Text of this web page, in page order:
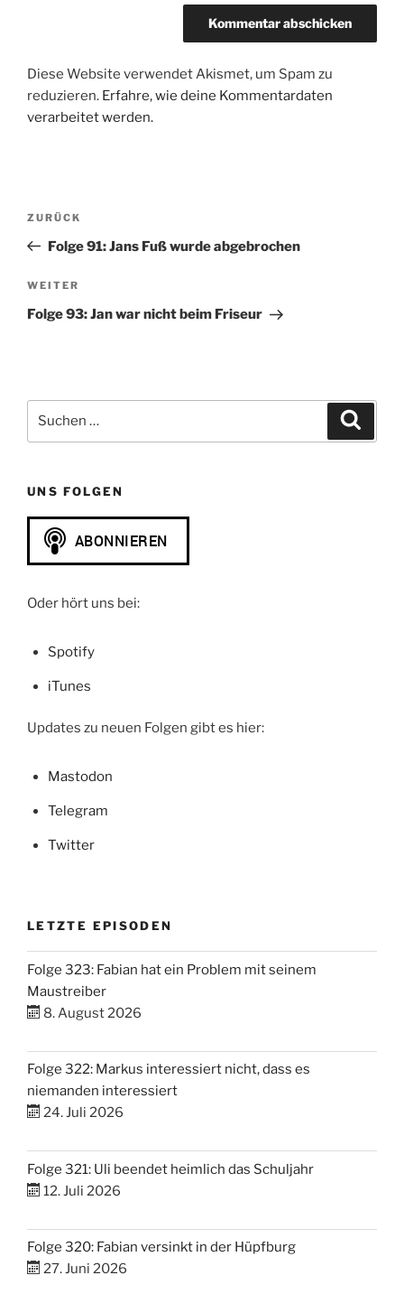
Diese Website verwendet Akismet, um Spam zu
reduzieren. Erfahre, wie deine Kommentardaten
verarbeitet werden.
Beitragsnavigation
Vorheriger
Beitrag
ZURÜCK
Folge 91: Jans Fuß wurde abgebrochen
Nächster
Beitrag
WEITER
Folge 93: Jan war nicht beim Friseur
nach:
UNS FOLGEN
Oder hört uns bei:
Spotify
iTunes
Updates zu neuen Folgen gibt es hier:
Mastodon
Telegram
Twitter
LETZTE EPISODEN
Folge 323: Fabian hat ein Problem mit seinem
Maustreiber
8. August 2026
Folge 322: Markus interessiert nicht, dass es
niemanden interessiert
24. Juli 2026
Folge 321: Uli beendet heimlich das Schuljahr
12. Juli 2026
Folge 320: Fabian versinkt in der Hüpfburg
27. Juni 2026